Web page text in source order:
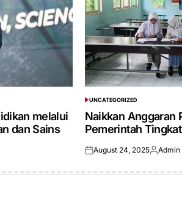
melalui
dan Sains
POSTED
IN
UNCATEGORIZED
Naikkan Anggaran
Pemerintah
Posted
August 24, 2025Posted
Admin